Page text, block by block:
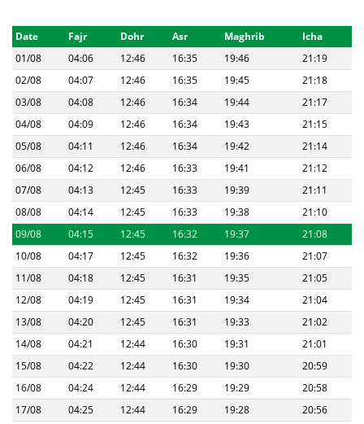
Date Fajr Dohr Asr Maghrib
Icha
01/08
04:06 12:46 16:35 19:46
21:19
02/08
04:07 12:46 16:35 19:45
21:18
03/08
04:08 12:46 16:34 19:44
21:17
04/08
04:09 12:46 16:34 19:43
21:15
05/08
04:11 12:46 16:34 19:42
21:14
06/08
04:12 12:46 16:33 19:41
21:12
07/08
04:13 12:45 16:33 19:39
21:11
08/08
04:14 12:45 16:33 19:38
21:10
09/08
04:15 12:45 16:32 19:37
21:08
10/08
04:17 12:45 16:32 19:36
21:07
11/08
04:18 12:45 16:31 19:35
21:05
12/08
04:19 12:45 16:31 19:34
21:04
13/08
04:20 12:45 16:31 19:33
21:02
14/08
04:21 12:44 16:30 19:31
21:01
15/08
04:22 12:44 16:30 19:30
20:59
16/08
04:24 12:44 16:29 19:29
20:58
17/08
04:25 12:44 16:29 19:28
20:56